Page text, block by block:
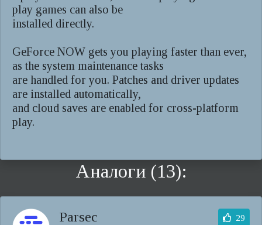
play games can also be
installed directly.
GeForce NOW gets you playing faster than ever,
as the system maintenance tasks
are handled for you. Patches and driver updates
are installed automatically,
and cloud saves are enabled for cross-platform
play.
Аналоги (13):
Parsec 29